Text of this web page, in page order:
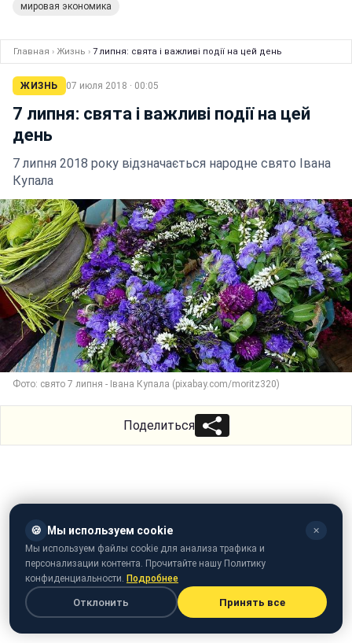
мировая экономика
Главная › Жизнь › 7 липня: свята і важливі події на цей день
ЖИЗНЬ 07 июля 2018 · 00:05
7 липня: свята і важливі події на цей
день
7 липня 2018 року відзначається народне свято Івана
Купала
Фото: свято 7 липня - Івана Купала (pixabay.com/moritz320)
Поделиться
🍪 Мы используем cookie ✕
Мы используем файлы cookie для анализа трафика и
персонализации контента. Прочитайте нашу Политику
конфиденциальности. Подробнее
Отклонить Принять все